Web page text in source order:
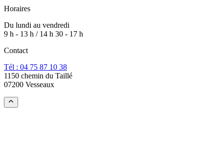
Horaires
Du lundi au vendredi
9 h - 13 h / 14 h 30 - 17 h
Contact
Tél : 04 75 87 10 38
1150 chemin du Taillé
07200 Vesseaux